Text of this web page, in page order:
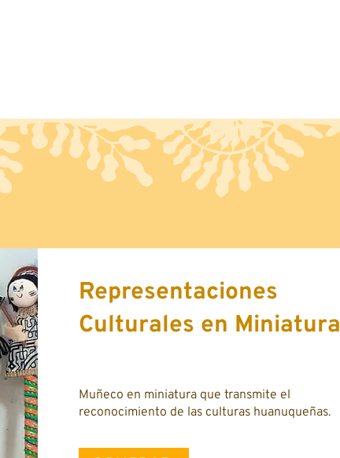
Representaciones
Culturales en Miniatura
Muñeco en miniatura que transmite el
reconocimiento de las culturas huanuqueñas.